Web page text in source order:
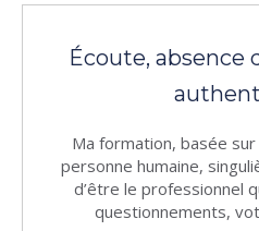
Écoute,
Ma formation, basée sur
personne humaine,
d’être le professionnel
questionnements,